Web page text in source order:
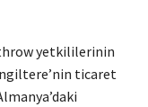
yetkililerinin
ticaret